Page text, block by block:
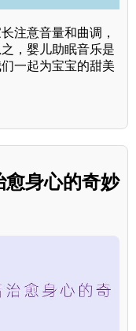
注意音量和曲调，
，婴儿助眠音乐是
一起为宝宝的甜美
愈身心的奇妙